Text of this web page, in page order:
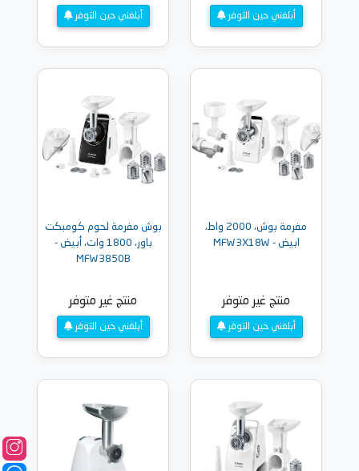
أبلغني حين التوفر أبلغني حين التوفر
مفرمة بوش، 2000 واط،
ابيض - MFW3X18W
منتج غير متوفر
أبلغني حين التوفر
بوش مفرمة لحوم كومبكت
باور، 1800 وات، أبيض -
MFW3850B
منتج غير متوفر
أبلغني حين التوفر